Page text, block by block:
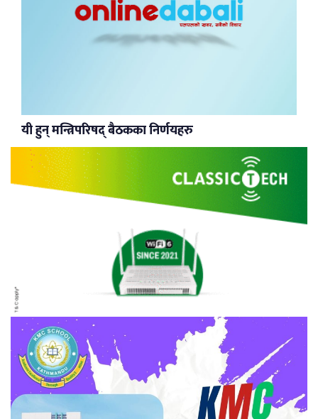
यी हुन् मन्त्रिपरिषद् बैठकका निर्णयहरु